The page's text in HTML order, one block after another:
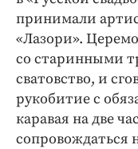
принимали
«Лазори».
со старинными
сватовство, и
рукобитие с
каравая на две